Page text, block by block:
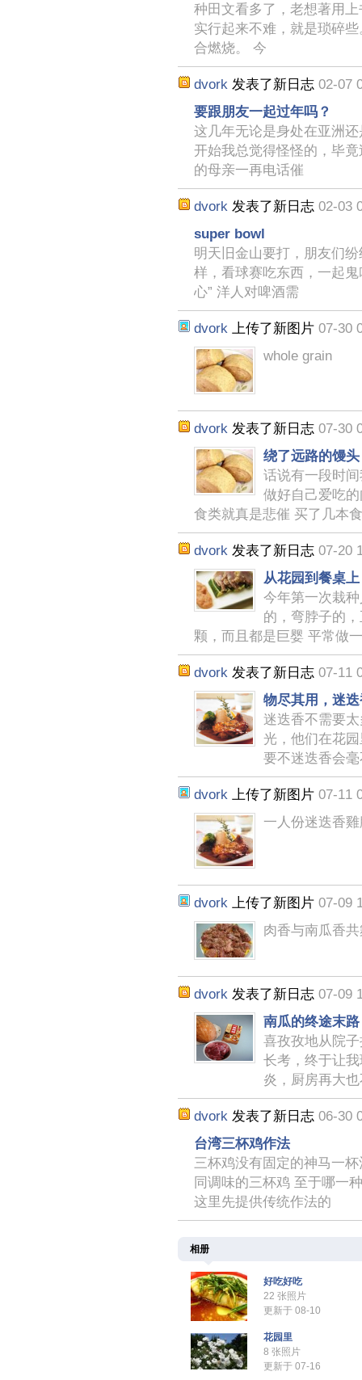
种田文看多了，老想著用
实行起来不难，就是琐碎
合燃烧。 今
dvork 发表了新日志 02-07
要跟朋友一起过年吗？
这几年无论是身处在亚洲
开始我总觉得怪怪的，毕
的母亲一再电话催
dvork 发表了新日志 02-03
super bowl
明天旧金山要打，朋友们
样，看球赛吃东西，一起
心” 洋人对啤酒需
dvork 上传了新图片 07-30
whole grain
dvork 发表了新日志 07-30
绕了远路的馒头
话说有一段时
做好自己爱吃
食类就真是悲催 买了几本
dvork 发表了新日志 07-20
从花园到餐桌上
今年第一次栽
的，弯脖子的
颗，而且都是巨婴 平常做
dvork 发表了新日志 07-11
物尽其用，迷
迷迭香不需要
光，他们在花
要不迷迭香会
dvork 上传了新图片 07-11
一人份迷迭香
dvork 上传了新图片 07-09
肉香与南瓜香
dvork 发表了新日志 07-09
南瓜的终途末路
喜孜孜地从院
长考，终于让
炎，厨房再大
dvork 发表了新日志 06-30
台湾三杯鸡作法
三杯鸡没有固定的神马一
同调味的三杯鸡 至于哪一
这里先提供传统作法的
相册
好吃好吃
22 张照片
更新于 08-10
花园里
8 张照片
更新于 07-16